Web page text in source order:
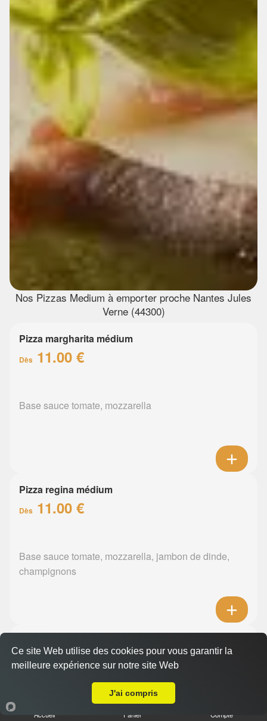
Nos Pizzas Medium à emporter proche Nantes Jules
Verne (44300)
Pizza margharita médium
Dès 11.00 €
Base sauce tomate, mozzarella
Pizza regina médium
Dès 11.00 €
Base sauce tomate, mozzarella, jambon de dinde,
champignons
Dès11.00 €
Base sauce tomate, mozzarella, merguez, poivrons
Accueil Panier Compte
Ce site Web utilise des cookies pour vous garantir la
meilleure expérience sur notre site Web
J'ai compris